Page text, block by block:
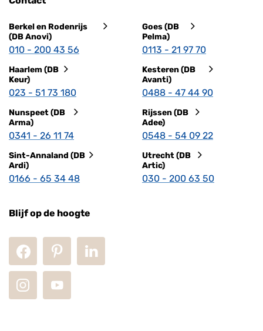
Berkel en Rodenrijs
(DB Anovi)
010 - 200 43 56
Goes (DB
Pelma)
0113 - 21 97 70
Haarlem (DB
Keur)
023 - 51 73 180
Kesteren (DB
Avanti)
0488 - 47 44 90
Nunspeet (DB
Arma)
0341 - 26 11 74
Rijssen (DB
Adee)
0548 - 54 09 22
Sint-Annaland (DB
Ardi)
0166 - 65 34 48
Utrecht (DB
Artic)
030 - 200 63 50
Blijf op de hoogte